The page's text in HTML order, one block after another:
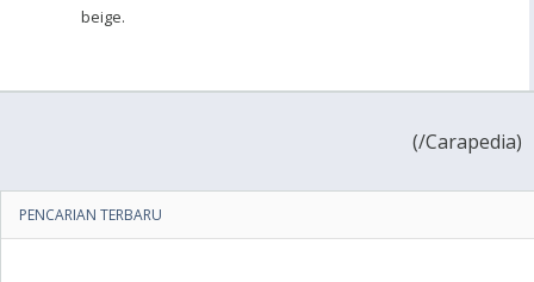
beige.
(/Carapedia)
PENCARIAN TERBARU